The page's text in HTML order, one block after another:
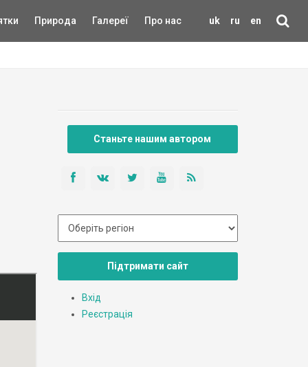
uk ru en
Природа Галереї Про нас
Станьте нашим автором
Підтримати сайт
Вхід
Реєстрація